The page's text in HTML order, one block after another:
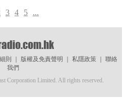
3 4 5 ...
則 版權及免責聲明 私隱政策｜ 聯絡
我們
Corporation Limited. All rights reserved.